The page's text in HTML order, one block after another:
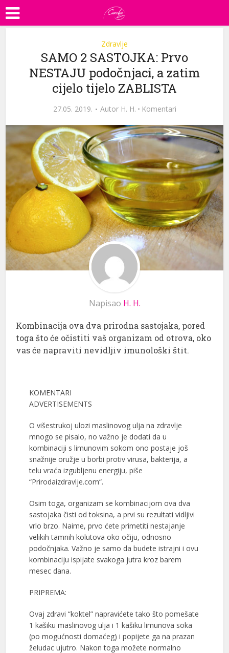
Zdravlje
SAMO 2 SASTOJKA: Prvo
NESTAJU podočnjaci, a zatim
cijelo tijelo ZABLISTA
27.05. 2019. Autor H. H. · Komentari
Napisao H. H.
Kombinacija ova dva prirodna sastojaka, pored
toga što će očistiti vaš organizam od otrova, oko
vas će napraviti nevidljiv imunološki štit.
KOMENTARI
ADVERTISEMENTS
O višestrukoj ulozi maslinovоg ulja na zdravlje
mnogo se pisalo, no važno je dodati da u
kombinaciji s limunovim sokom ono postaje još
snažnije oružje u borbi protiv virusa, bakterija, a
telu vraća izgubljenu energiju, piše
“Prirodaizdravlje.com“.
Osim toga, organizam se kombinacijom ova dva
sastojaka čisti od toksina, a prvi su rezultati vidljivi
vrlo brzo. Naime, prvo ćete primetiti nestajanje
velikih tamnih kolutova oko očiju, odnosno
podočnjaka. Važno je samo da budete istrajni i ovu
kombinaciju ispijate svakoga jutra kroz barem
mesec dana.
PRIPREMA:
Ovaj zdravi “koktel” napravićete tako što pomešate
1 kašiku maslinovog ulja i 1 kašiku limunova soka
(po mogućnosti domaćeg) i popijete ga na prazan
želudac ujutro. Nakon toga možete normalno